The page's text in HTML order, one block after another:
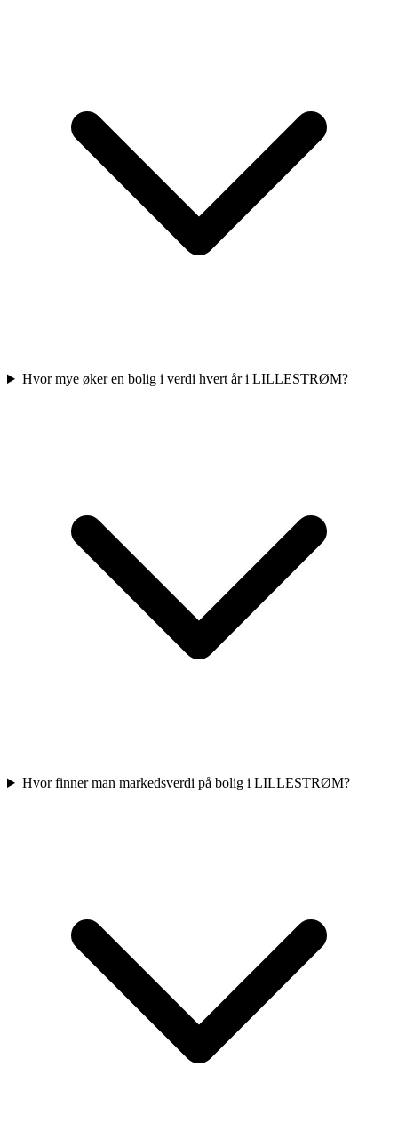
Hvor mye øker en bolig i verdi hvert år i LILLESTRØM?
Hvor finner man markedsverdi på bolig i LILLESTRØM?